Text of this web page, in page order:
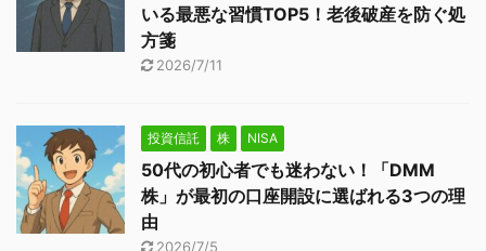
いる最悪な習慣TOP5！老後破産を防ぐ処
方箋
2026/7/11
投資信託 株 NISA
50代の初心者でも迷わない！「DMM
株」が最初の口座開設に選ばれる3つの理
由
2026/7/5